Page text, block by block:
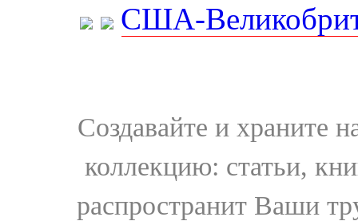
США-
Создавайте и храните
коллекцию: статьи,
распространит Ваши